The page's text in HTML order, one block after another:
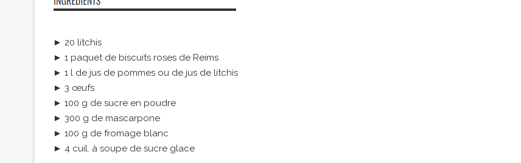
► 20 litchis
► 1 paquet de biscuits roses de Reims
► 1 l de jus de pommes ou de jus de litchis
► 3 œufs
► 100 g de sucre en poudre
► 300 g de mascarpone
► 100 g de fromage blanc
► 4 cuil. à soupe de sucre glace